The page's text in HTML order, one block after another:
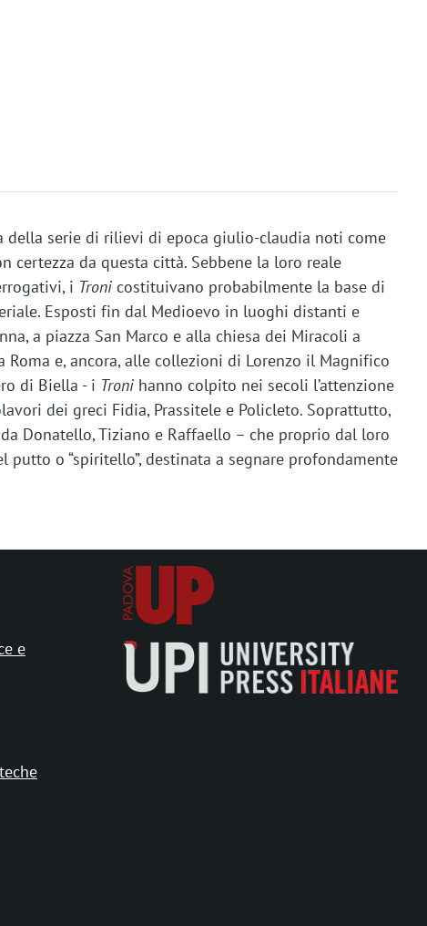
serie di rilievi di epoca giulio-claudia noti come
certezza da questa città. Sebbene la loro reale
i Troni costituivano probabilmente la base di
Esposti fin dal Medioevo in luoghi distanti e
a piazza San Marco e alla chiesa dei Miracoli a
Roma e, ancora, alle collezioni di Lorenzo il Magnifico
di Biella - i Troni hanno colpito nei secoli l’attenzione
dei greci Fidia, Prassitele e Policleto. Soprattutto,
Donatello, Tiziano e Raffaello – che proprio dal loro
o “spiritello”, destinata a segnare profondamente
e